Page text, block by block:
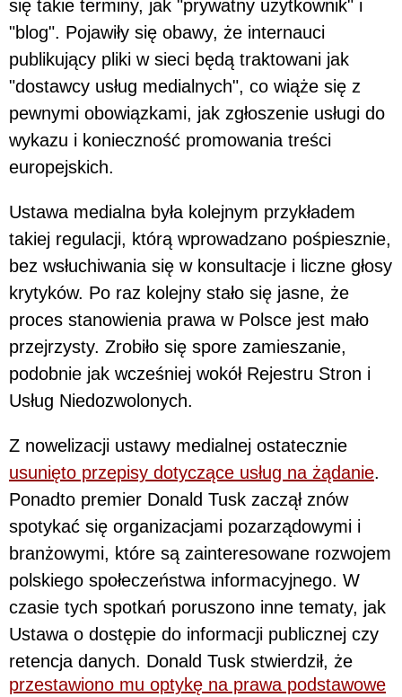
się takie terminy, jak "prywatny użytkownik" i
"blog". Pojawiły się obawy, że internauci
publikujący pliki w sieci będą traktowani jak
"dostawcy usług medialnych", co wiąże się z
pewnymi obowiązkami, jak zgłoszenie usługi do
wykazu i konieczność promowania treści
europejskich.
Ustawa medialna była kolejnym przykładem
takiej regulacji, którą wprowadzano pośpiesznie,
bez wsłuchiwania się w konsultacje i liczne głosy
krytyków. Po raz kolejny stało się jasne, że
proces stanowienia prawa w Polsce jest mało
przejrzysty. Zrobiło się spore zamieszanie,
podobnie jak wcześniej wokół Rejestru Stron i
Usług Niedozwolonych.
Z nowelizacji ustawy medialnej ostatecznie
usunięto przepisy dotyczące usług na żądanie.
Ponadto premier Donald Tusk zaczął znów
spotykać się organizacjami pozarządowymi i
branżowymi, które są zainteresowane rozwojem
polskiego społeczeństwa informacyjnego. W
czasie tych spotkań poruszono inne tematy, jak
Ustawa o dostępie do informacji publicznej czy
retencja danych. Donald Tusk stwierdził, że
przestawiono mu optykę na prawa podstawowe